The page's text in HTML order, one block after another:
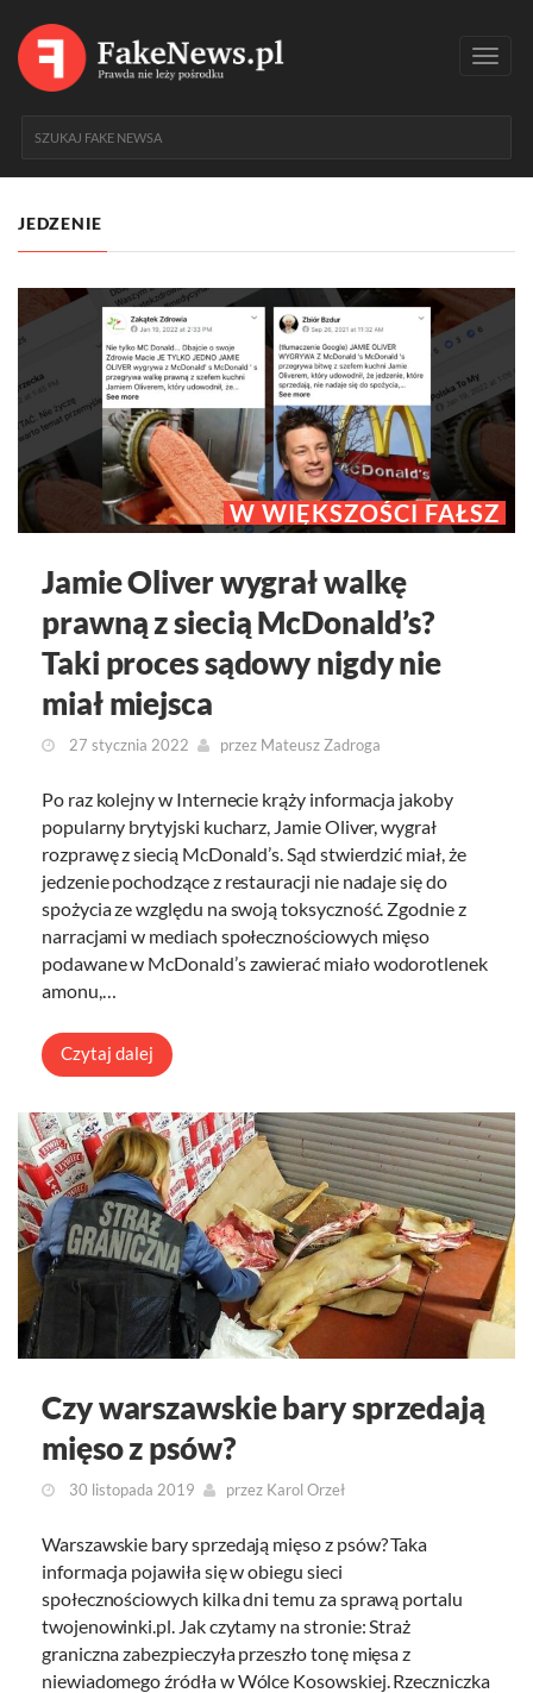
JEDZENIE
W WIĘKSZOŚCI FAŁSZ
Jamie Oliver wygrał walkę
prawną z siecią McDonald’s?
Taki proces sądowy nigdy nie
miał miejsca
27 stycznia 2022 przez Mateusz Zadroga
Po raz kolejny w Internecie krąży informacja jakoby
popularny brytyjski kucharz, Jamie Oliver, wygrał
rozprawę z siecią McDonald’s. Sąd stwierdzić miał, że
jedzenie pochodzące z restauracji nie nadaje się do
spożycia ze względu na swoją toksyczność. Zgodnie z
narracjami w mediach społecznościowych mięso
podawane w McDonald’s zawierać miało wodorotlenek
amonu,…
Czytaj dalej
Czy warszawskie bary sprzedają
mięso z psów?
30 listopada 2019 przez Karol Orzeł
Warszawskie bary sprzedają mięso z psów? Taka
informacja pojawiła się w obiegu sieci
społecznościowych kilka dni temu za sprawą portalu
twojenowinki.pl. Jak czytamy na stronie: Straż
graniczna zabezpieczyła przeszło tonę mięsa z
niewiadomego źródła w Wólce Kosowskiej. Rzeczniczka